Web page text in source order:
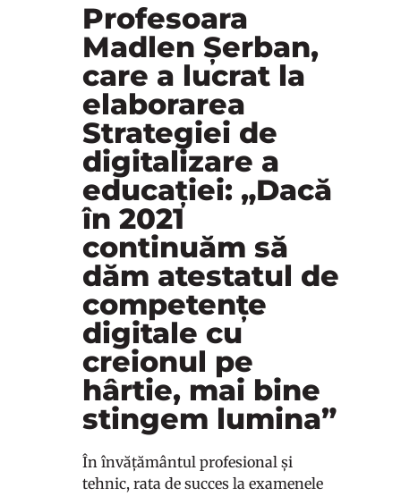
Profesoara
Madlen Șerban,
care a lucrat la
elaborarea
Strategiei de
digitalizare a
educației: „Dacă
în 2021
continuăm să
dăm atestatul de
competențe
digitale cu
creionul pe
hârtie, mai bine
stingem lumina”
În învățământul profesional și
tehnic, rata de succes la examenele